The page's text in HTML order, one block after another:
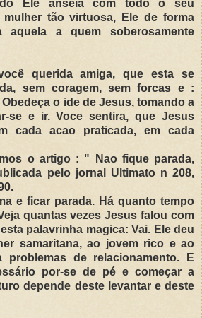
Ele anseia com todo o seu
tãovirtuosa, Ele de forma
aquela a quemsoberosamente
querida amiga, que esta se
sem coragem, sem forcas e :
Obedeça o ide de Jesus, tomando a
se e ir.Voce sentira, que Jesus
cada acao praticada, em cada
o artigo : "
Naofique parada,
pelo jornal Ultimato n 208,
e ficar parada. Há quanto tempo
quantas vezesJesus falou com
palavrinha magica: Vai. Ele deu
samaritana, ao jovem rico e ao
problemas de relacionamento. E
por-se de pé e começar a
depende deste levantar e deste